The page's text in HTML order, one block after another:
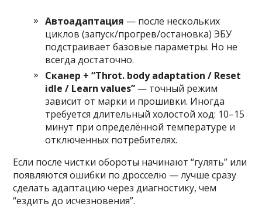
Автоадаптация — после нескольких
циклов (запуск/прогрев/остановка) ЭБУ
подстраивает базовые параметры. Но не
всегда достаточно.
Сканер + “Throt. body adaptation / Reset
idle / Learn values” — точный режим
зависит от марки и прошивки. Иногда
требуется длительный холостой ход: 10–15
минут при определённой температуре и
отключенных потребителях.
Если после чистки обороты начинают “гулять” или
появляются ошибки по дросселю — лучше сразу
сделать адаптацию через диагностику, чем
“ездить до исчезновения”.